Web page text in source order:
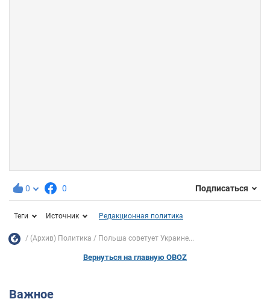
0 0 Подписаться
Теги Источник Редакционная политика
(Архив) Политика Польша советует Украине...
Вернуться на главную OBOZ
Важное